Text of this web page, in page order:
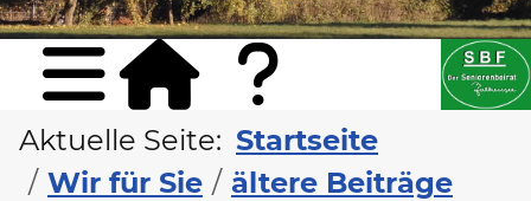
Aktuelle Seite: Startseite
Wir für Sie
ältere Beiträge